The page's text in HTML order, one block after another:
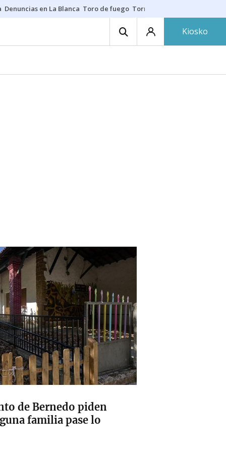
Denuncias en La Blanca Toro de fuego Tornike Shengelia
Kiosko
de Bernedo piden
familia pase lo